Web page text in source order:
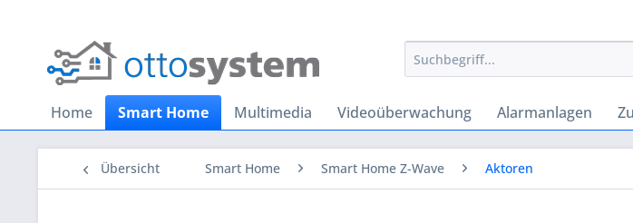
Home Smart Home Multimedia Videoüberwachung Alarmanlagen
Übersicht Smart Home Smart Home Z-Wave Aktoren